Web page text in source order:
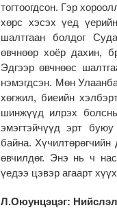
тогтоогдсон. Гэр
хөрс хэсэх үед
шалтгаан болдог
өвчнөөр хоёр дахин,
Эдгээр өвчнөөс
нэмэгдсэн. Мөн
хөгжил, биеийн
шинжүүд илрэх
эмэгтэйчүүд эрт буюу
байна. Хүчилтөрөгчийн
өвчилдөг. Энэ нь ч
үедээ цэвэр агаарт
Л.Оюунцэцэг: